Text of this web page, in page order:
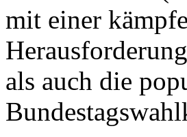
mit einer
als auch die